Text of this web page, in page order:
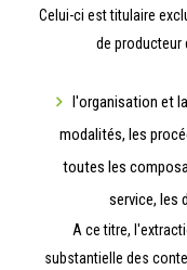
Celui-ci est titulaire
de producteur
l'organisation et
modalités, les
toutes les
service, les
A ce titre,
substantielle des